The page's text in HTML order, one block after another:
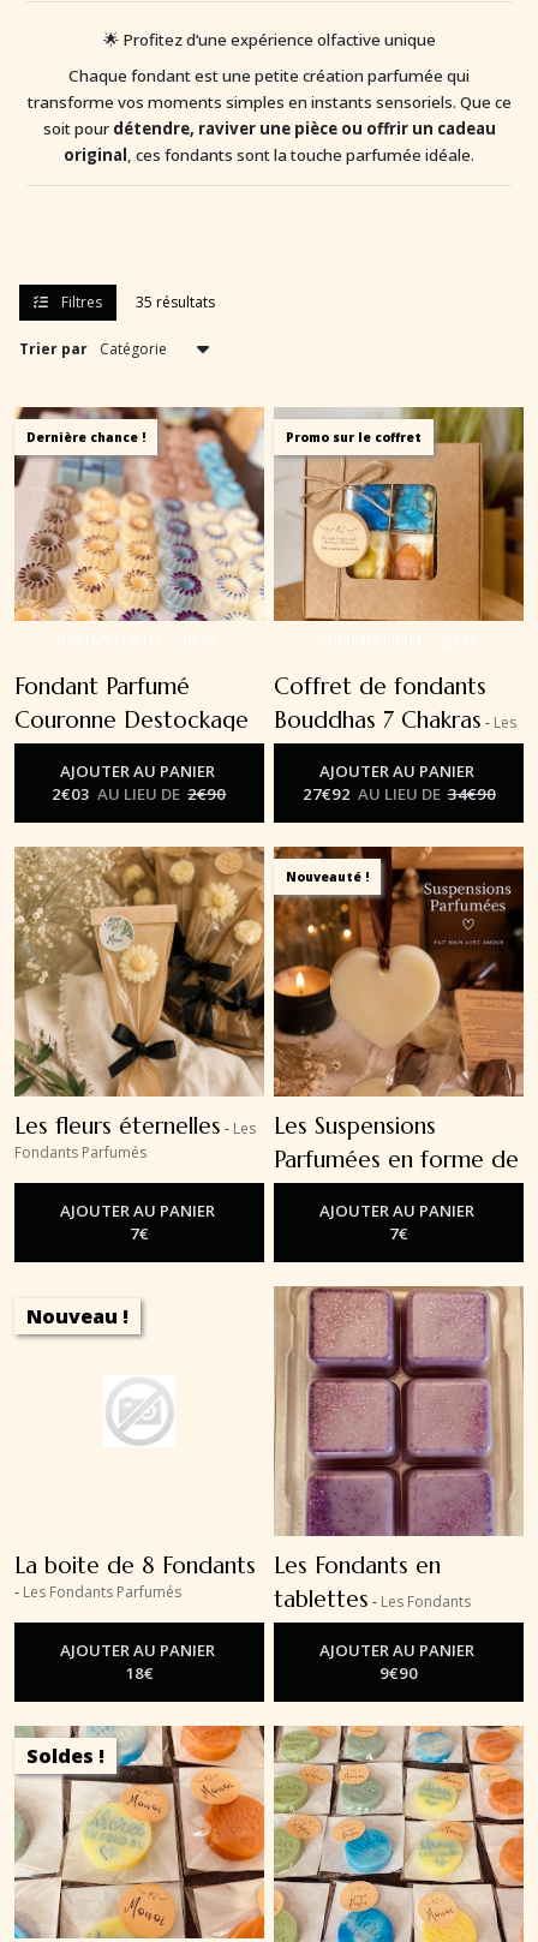
🌟 Profitez d’une expérience olfactive unique
Chaque fondant est une petite création parfumée qui
transforme vos moments simples en instants sensoriels. Que ce
soit pour détendre, raviver une pièce ou offrir un cadeau
original , ces fondants sont la touche parfumée idéale.
Filtres 35 résultats
Trier par
Dernière chance !
Fondant Parfumé
Couronne Destockage
-Les Fondants Parfumés
AJOUTER AU PANIER
2€03 AU LIEU DE 2€90
Promo sur le coffret
Coffret de fondants
Bouddhas 7 Chakras - Les
Fondants Parfumés
AJOUTER AU PANIER
27€92 AU LIEU DE 34€90
Les fleurs éternelles - Les
Fondants Parfumés
AJOUTER AU PANIER
7€
Nouveauté !
Les Suspensions
Parfumées en forme de
coeur
AJOUTER AU PANIER
7€
Nouveau !
La boite de 8 Fondants
- Les Fondants Parfumés
AJOUTER AU PANIER
18€
Les Fondants en
tablettes - Les Fondants
Parfumés
AJOUTER AU PANIER
9€90
Soldes !